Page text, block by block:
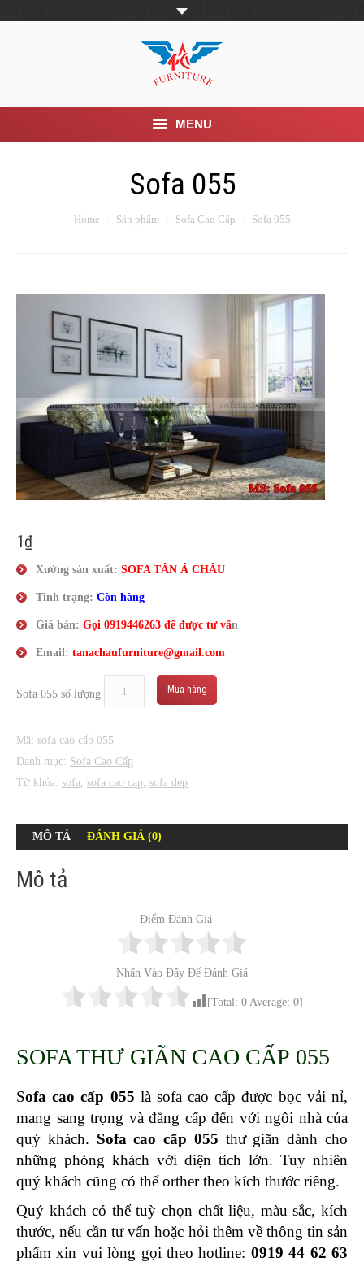
MENU
Tin Tức
Dịch vụ
Sofa 055
Home Sản phẩm Sofa Cao Cấp Sofa 055
1₫
Xưởng sản xuất: SOFA TÂN Á CHÂU
Tình trạng: Còn hàng
Giá bán: Gọi 0919446263 để được tư vấn
Email: tanachaufurniture@gmail.com
Sofa 055 số lượng Mua hàng
Mã: sofa cao cấp 055
Danh mục: Sofa Cao Cấp
Từ khóa: sofa, sofa cao cap, sofa dep
MÔ TẢ ĐÁNH GIÁ (0)
Mô tả
Điểm Đánh Giá
Nhấn Vào Đây Để Đánh Giá
[Total: 0 Average: 0]
SOFA THƯ GIÃN CAO CẤP 055
Sofa cao cấp 055 là sofa cao cấp được bọc vải nỉ,
mang sang trọng và đẳng cấp đến với ngôi nhà của
quý khách. Sofa cao cấp 055 thư giãn dành cho
những phòng khách với diện tích lớn. Tuy nhiên
quý khách cũng có thể orther theo kích thước riêng.
Quý khách có thể tuỳ chọn chất liệu, màu sắc, kích
thước, nếucần tư vấn hoặc hỏi thêm về thông tin sản
phẩm xin vui lòng gọi theo hotline: 0919 44 62 63